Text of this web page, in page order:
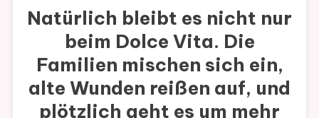
Natürlich bleibt es nicht nur
beim Dolce Vita. Die
Familien mischen sich ein,
alte Wunden reißen auf, und
plötzlich geht es um mehr